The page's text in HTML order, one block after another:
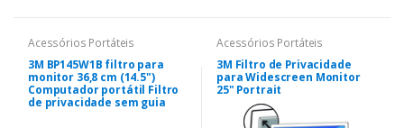
Acessórios Portáteis
3M BP145W1B filtro para
monitor 36,8 cm (14.5")
Computador portátil Filtro
de privacidade sem guia
Acessórios Portáteis
3M Filtro de Privacidade
para Widescreen Monitor
25" Portrait